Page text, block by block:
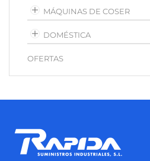
MÁQUINAS DE COSER
DOMÉSTICA
OFERTAS